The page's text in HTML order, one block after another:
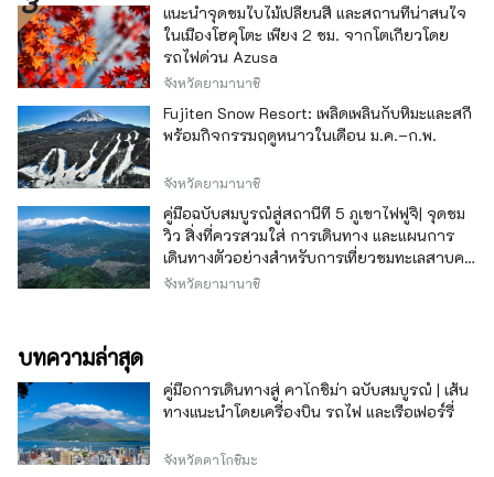
แนะนำจุดชมใบไม้เปลี่ยนสี และสถานที่น่าสนใจ
ในเมืองโฮคุโตะ เพียง 2 ชม. จากโตเกียวโดย
รถไฟด่วน Azusa
จังหวัดยามานาชิ
Fujiten Snow Resort: เพลิดเพลินกับหิมะและสกี
พร้อมกิจกรรมฤดูหนาวในเดือน ม.ค.–ก.พ.
จังหวัดยามานาชิ
คู่มือฉบับสมบูรณ์สู่สถานีที่ 5 ภูเขาไฟฟูจิ| จุดชม
วิว สิ่งที่ควรสวมใส่ การเดินทาง และแผนการ
เดินทางตัวอย่างสำหรับการเที่ยวชมทะเลสาบคา
วากุจิ
จังหวัดยามานาชิ
บทความล่าสุด
คู่มือการเดินทางสู่ คาโกชิม่า ฉบับสมบูรณ์ | เส้น
ทางแนะนำโดยเครื่องบิน รถไฟ และเรือเฟอร์รี่
จังหวัดคาโกชิมะ